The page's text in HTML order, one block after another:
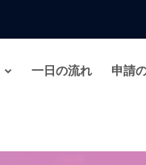
一日の流れ 申請